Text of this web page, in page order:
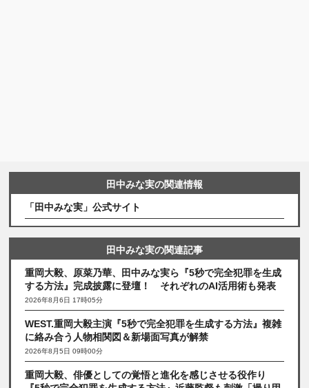
田中みな実の関連情報
「田中みな実」公式サイト
田中みな実の関連記事
重岡大毅、原菜乃華、田中みな実ら『5秒で完全犯罪を生成
する方法』完成披露に登壇！ それぞれのAI活用術も発表
2026年8月6日 17時05分
WEST.重岡大毅主演『5秒で完全犯罪を生成する方法』複雑
に絡み合う人物相関図＆新場面写真が解禁
2026年8月5日 09時00分
重岡大毅、俳優としての覚悟と進化を感じさせる役作り